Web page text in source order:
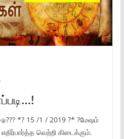
*? 15 /1 / 2019 ?* ?மேஷம்
வெற்றி கிடைக்கும்.